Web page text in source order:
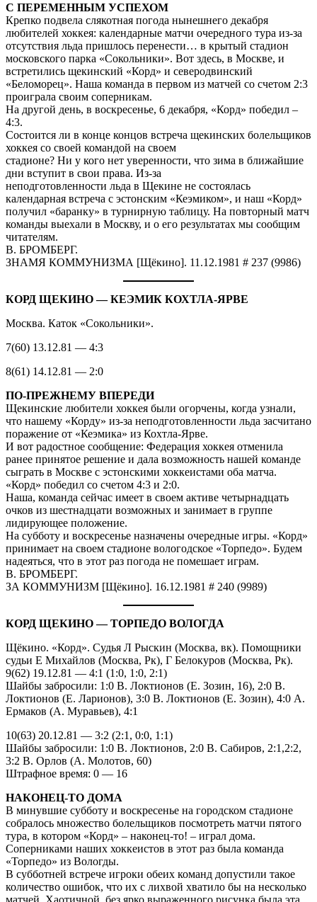
С ПЕРЕМЕННЫМ УСПЕХОМ
Крепко подвела слякотная погода нынешнего декабря
любителей хоккея: календарные матчи очередного тура из-за
отсутствия льда пришлось перенести… в крытый стадион
московского парка «Сокольники». Вот здесь, в Москве, и
встретились щекинский «Корд» и северодвинский
«Беломорец». Наша команда в первом из матчей со счетом 2:3
проиграла своим соперникам.
На другой день, в воскресенье, 6 декабря, «Корд» победил –
4:3.
Состоится ли в конце концов встреча щекинских болельщиков
хоккея со своей командой на своем
стадионе? Ни у кого нет уверенности, что зима в ближайшие
дни вступит в свои права. Из-за
неподготовленности льда в Щекине не состоялась
календарная встреча с эстонским «Кеэмиком», и наш «Корд»
получил «баранку» в турнирную таблицу. На повторный матч
команды выехали в Москву, и о его результатах мы сообщим
читателям.
В. БРОМБЕРГ.
ЗНАМЯ КОММУНИЗМА [Щёкино]. 11.12.1981 # 237 (9986)
КОРД ЩЕКИНО — КЕЭМИК КОХТЛА-ЯРВЕ
Москва. Каток «Сокольники».
7(60) 13.12.81 — 4:3
8(61) 14.12.81 — 2:0
ПО-ПРЕЖНЕМУ ВПЕРЕДИ
Щекинские любители хоккея были огорчены, когда узнали,
что нашему «Корду» из-за неподготовленности льда засчитано
поражение от «Кеэмика» из Кохтла-Ярве.
И вот радостное сообщение: Федерация хоккея отменила
ранее принятое решение и дала возможность нашей команде
сыграть в Москве с эстонскими хоккеистами оба матча.
«Корд» победил со счетом 4:3 и 2:0.
Наша, команда сейчас имеет в своем активе четырнадцать
очков из шестнадцати возможных и занимает в группе
лидирующее положение.
На субботу и воскресенье назначены очередные игры. «Корд»
принимает на своем стадионе вологодское «Торпедо». Будем
надеяться, что в этот раз погода не помешает играм.
В. БРОМБЕРГ.
ЗА КОММУНИЗМ [Щёкино]. 16.12.1981 # 240 (9989)
КОРД ЩЕКИНО — ТОРПЕДО ВОЛОГДА
Щёкино. «Корд». Судья Л Рыскин (Москва, вк). Помощники
судьи Е Михайлов (Москва, Рк), Г Белокуров (Москва, Рк).
9(62) 19.12.81 — 4:1 (1:0, 1:0, 2:1)
Шайбы забросили: 1:0 В. Локтионов (Е. Зозин, 16), 2:0 В.
Локтионов (Е. Ларионов), 3:0 В. Локтионов (Е. Зозин), 4:0 А.
Ермаков (А. Муравьев), 4:1
10(63) 20.12.81 — 3:2 (2:1, 0:0, 1:1)
Шайбы забросили: 1:0 В. Локтионов, 2:0 В. Сабиров, 2:1,2:2,
3:2 В. Орлов (А. Молотов, 60)
Штрафное время: 0 — 16
НАКОНЕЦ-ТО ДОМА
В минувшие субботу и воскресенье на городском стадионе
собралось множество болельщиков посмотреть матчи пятого
тура, в котором «Корд» – наконец-то! – играл дома.
Соперниками наших хоккеистов в этот раз была команда
«Торпедо» из Вологды.
В субботней встрече игроки обеих команд допустили такое
количество ошибок, что их с лихвой хватило бы на несколько
матчей. Хаотичной, без ярко выраженного рисунка была эта